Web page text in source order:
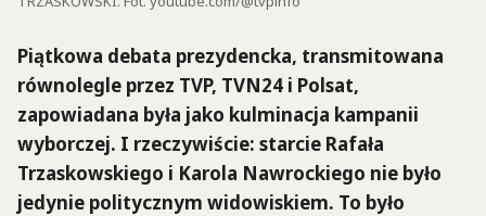
Piątkowa debata prezydencka, transmitowana
równolegle przez TVP, TVN24 i Polsat,
zapowiadana była jako kulminacja kampanii
wyborczej. I rzeczywiście: starcie Rafała
Trzaskowskiego i Karola Nawrockiego nie było
jedynie politycznym widowiskiem. To było